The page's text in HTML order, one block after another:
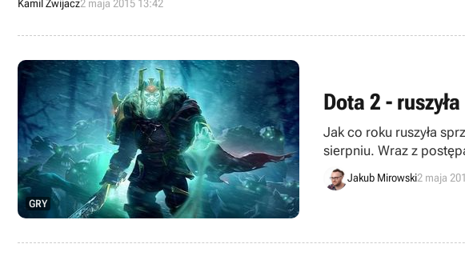
Kamil Zwijacz2 maja 2015 13:42
GRY
Dota 2 -
Jak co roku ruszyła
sierpniu. Wraz z
Jakub Mirowski2 maja